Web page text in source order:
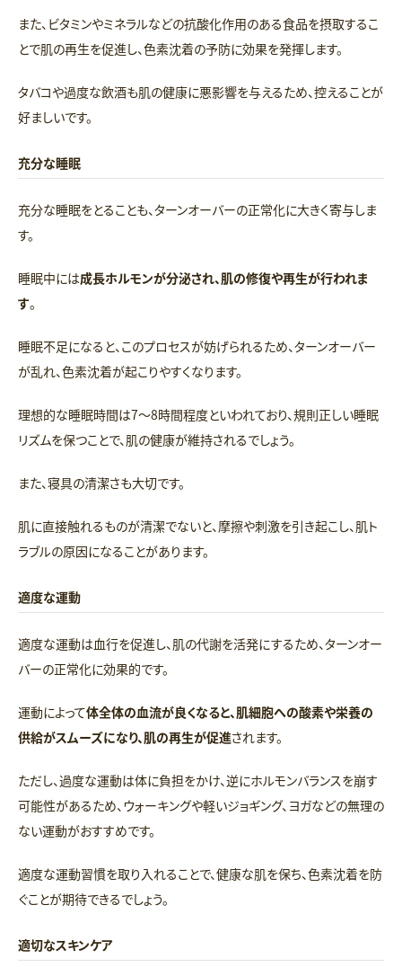
また、ビタミンやミネラルなどの抗酸化作用のある食品を摂取するこ
とで肌の再生を促進し、色素沈着の予防に効果を発揮します。
タバコや過度な飲酒も肌の健康に悪影響を与えるため、控えることが
好ましいです。
充分な睡眠
充分な睡眠をとることも、ターンオーバーの正常化に大きく寄与しま
す。
睡眠中には成長ホルモンが分泌され、肌の修復や再生が行われま
す。
睡眠不足になると、このプロセスが妨げられるため、ターンオーバー
が乱れ、色素沈着が起こりやすくなります。
理想的な睡眠時間は7〜8時間程度といわれており、規則正しい睡眠
リズムを保つことで、肌の健康が維持されるでしょう。
また、寝具の清潔さも大切です。
肌に直接触れるものが清潔でないと、摩擦や刺激を引き起こし、肌ト
ラブルの原因になることがあります。
適度な運動
適度な運動は血行を促進し、肌の代謝を活発にするため、ターンオー
バーの正常化に効果的です。
運動によって体全体の血流が良くなると、肌細胞への酸素や栄養の
供給がスムーズになり、肌の再生が促進されます。
ただし、過度な運動は体に負担をかけ、逆にホルモンバランスを崩す
可能性があるため、ウォーキングや軽いジョギング、ヨガなどの無理の
ない運動がおすすめです。
適度な運動習慣を取り入れることで、健康な肌を保ち、色素沈着を防
ぐことが期待できるでしょう。
適切なスキンケア